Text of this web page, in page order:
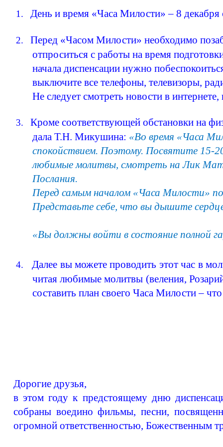
1. День и время «Часа Милости» – 8
2.
Перед «Часом Милости» необходимо
отпроситься с работы на время
начала диспенсациинужно
выключите все телефоны, телевизоры,
Не следует смотреть новости в
3.
Кроме соответствующей обстановки на
дала Т.Н. Микушина: «Во время «Часа
спокойствием. Поэтому. Посвятите 15-
любимые молитвы, смотреть на Лик
Послания.
Перед самым началом «Часа Милости»
Представьте себе, что вы дышите
«Вы должны войти в состояние полной
4.
Далее вы можете проводить этот час в
читая любимые молитвы (веления,
составить план своего Часа Милости –
Дорогие друзья,
в этом году к предстоящему дню
собраны воедино фильмы, песни,
огромной ответственностью, Божественным